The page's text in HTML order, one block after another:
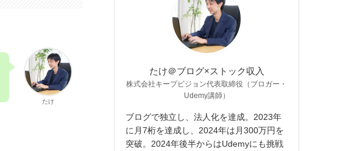
たけ
たけ＠ブログ×ストック収入
株式会社キープビジョン代表取締役（ブロガー・
Udemy講師）
ブログで独立し、法人化を達成。2023年
に月7桁を達成し、2024年は月300万円を
突破。2024年後半からはUdemyにも挑戦